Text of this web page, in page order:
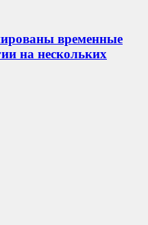
временные
на нескольких